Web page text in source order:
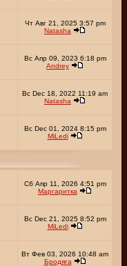
Чт Авг 21, 2025 3:57 pm
Natasha
Вс Апр 09, 2023 6:18 pm
Andrey
Вс Dec 18, 2022 11:19 am
Natasha
Вс Dec 01, 2024 8:15 pm
MiLedi
Сб Апр 11, 2026 4:51 pm
Маргаритка
Вс Dec 21, 2025 8:52 pm
MiLedi
Вт Фев 03, 2026 10:48 am
Бродяга